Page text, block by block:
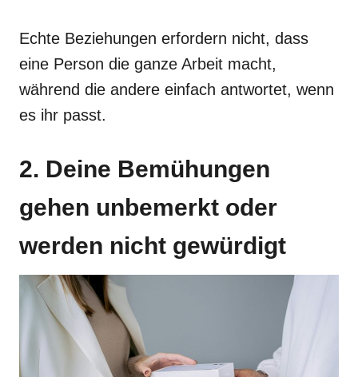
Echte Beziehungen erfordern nicht, dass
eine Person die ganze Arbeit macht,
während die andere einfach antwortet, wenn
es ihr passt.
2. Deine Bemühungen
gehen unbemerkt oder
werden nicht gewürdigt